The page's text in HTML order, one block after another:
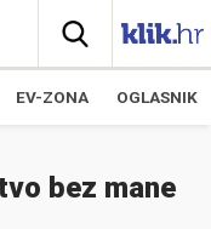
EV-ZONA OGLASNIK
bez mane